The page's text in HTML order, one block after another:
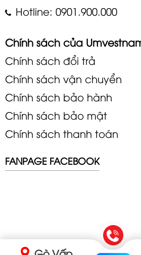
Hotline: 0901.900.000
Chính sách của
Chính sách đổi trả
Chính sách vận chuyển
Chính sách bảo hành
Chính sách bảo mật
Chính sách thanh toán
FANPAGE FACEBOOK